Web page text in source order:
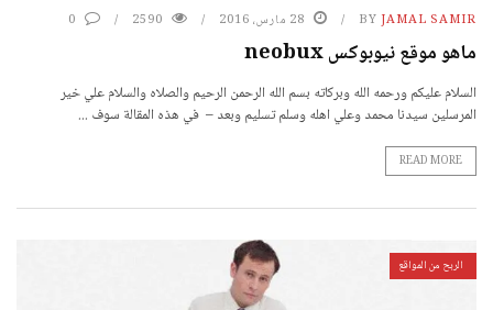
BY JAMAL SAMIR 28 مارس، 2016 2590
0
ماهو موقع نيوبوكس neobux
السلام عليكم ورحمه الله وبركاته بسم الله الرحمن الرحيم والصلاه والسلام علي خير
المرسلين سيدنا محمد وعلي اهله وسلم تسليم وبعد – في هذه المقالة سوف ...
READ MORE
الربح من المواقع